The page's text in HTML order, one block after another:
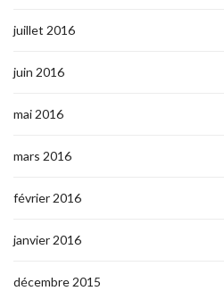
juillet 2016
juin 2016
mai 2016
mars 2016
février 2016
janvier 2016
décembre 2015